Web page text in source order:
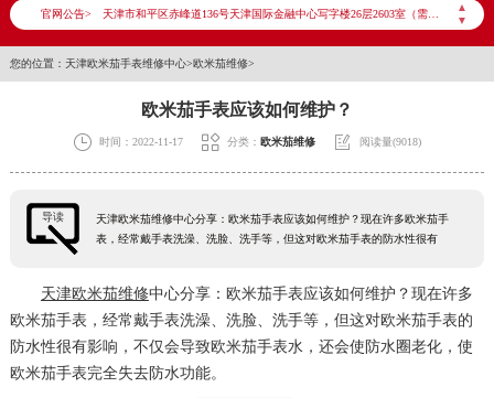
官网公告>
▲
▼
天津市和平区赤峰道136号天津国际金融中心写字楼26层2603室（需提前预约）
天津市和平区赤峰道136号天津国际金融中心26层2603室欧米茄售后服务中心（需提前预约）
您的位置： 天津欧米茄手表维修中心>欧米茄维修>
欧米茄手表应该如何维护？
 时间：2022-11-17  分类： 欧米茄维修  阅读量(9018)
导读
天津欧米茄维修中心分享：欧米茄手表应该如何维护？现在许多欧米茄手
表，经常戴手表洗澡、洗脸、洗手等，但这对欧米茄手表的防水性很有
天津欧米茄维修中心分享：欧米茄手表应该如何维护？现在许多
欧米茄手表，经常戴手表洗澡、洗脸、洗手等，但这对欧米茄手表的
防水性很有影响，不仅会导致欧米茄手表水，还会使防水圈老化，使
欧米茄手表完全失去防水功能。